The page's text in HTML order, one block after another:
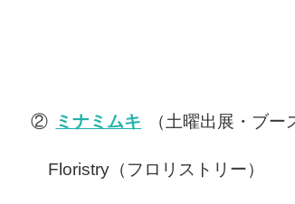
② ミナミムキ （土曜出展・ブー
Floristry（フロリストリー）